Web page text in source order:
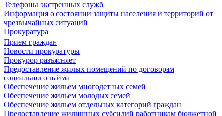
Телефоны экстренных служб
Информация о состоянии защиты населения и территорий от
чрезвычайных ситуаций
Прокуратура
Прием граждан
Новости прокуратуры
Прокурор разъясняет
Предоставление жилых помещений по договорам
социального найма
Обеспечение жильем многодетных семей
Обеспечение жильем молодых семей
Обеспечение жильем отдельных категорий граждан
Предоставление жилищных субсидий работникам бюджетной